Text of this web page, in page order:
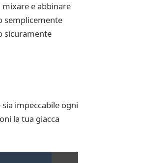
e abbinare
semplicemente
sicuramente
impeccabile ogni
la tua giacca